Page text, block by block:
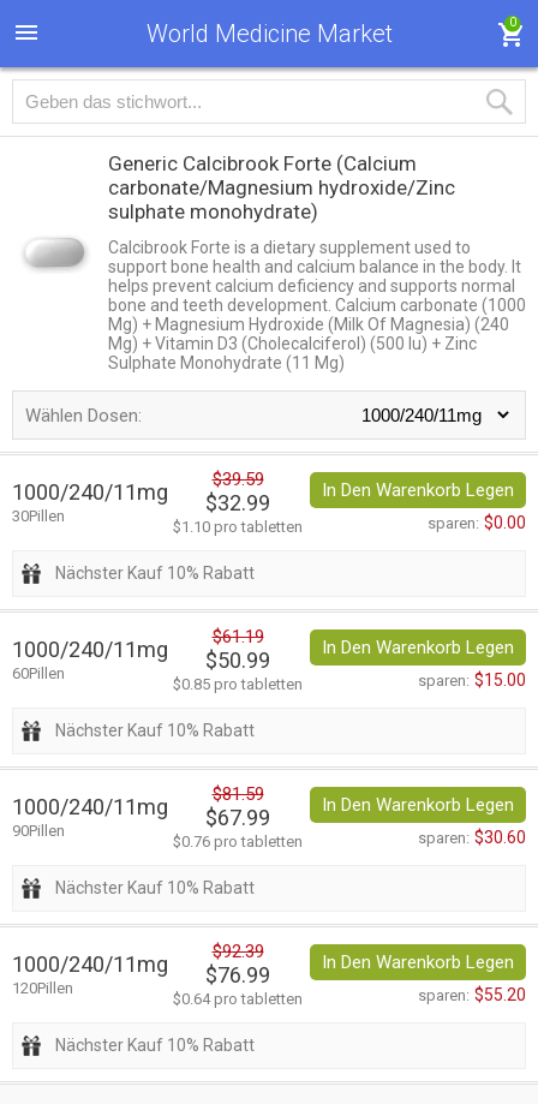
World Medicine Market 0
Generic Calcibrook Forte (Calcium
carbonate/Magnesium hydroxide/Zinc
sulphate monohydrate)
Calcibrook Forte is a dietary supplement used to
support bone health and calcium balance in the body. It
helps prevent calcium deficiency and supports normal
bone and teeth development. Calcium carbonate (1000
Mg) + Magnesium Hydroxide (Milk Of Magnesia) (240
Mg) + Vitamin D3 (Cholecalciferol) (500 Iu) + Zinc
Sulphate Monohydrate (11 Mg)
Wählen Dosen:
1000/240/11mg
30Pillen
$39.59
$32.99
$1.10 pro tabletten
In Den Warenkorb Legen
sparen: $0.00
Nächster Kauf 10% Rabatt
1000/240/11mg
60Pillen
$61.19
$50.99
$0.85 pro tabletten
In Den Warenkorb Legen
sparen: $15.00
Nächster Kauf 10% Rabatt
1000/240/11mg
90Pillen
$81.59
$67.99
$0.76 pro tabletten
In Den Warenkorb Legen
sparen: $30.60
Nächster Kauf 10% Rabatt
1000/240/11mg
120Pillen
$92.39
$76.99
$0.64 pro tabletten
In Den Warenkorb Legen
sparen: $55.20
Nächster Kauf 10% Rabatt